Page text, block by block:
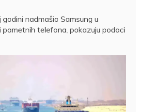
nadmašio Samsung u
pametnih telefona, pokazuju podaci